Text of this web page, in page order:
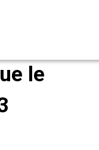
à
le